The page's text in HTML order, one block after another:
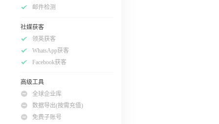
邮件检测
社媒获客
领英获客
WhatsApp获客
Facebook获客
高级工具
全球企业库
数据导出(按需充值)
免费子账号